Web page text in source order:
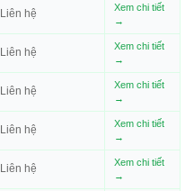
Liên hệ
Xem chi tiết
→
Liên hệ
Xem chi tiết
→
Liên hệ
Xem chi tiết
→
Liên hệ
Xem chi tiết
→
Liên hệ
Xem chi tiết
→